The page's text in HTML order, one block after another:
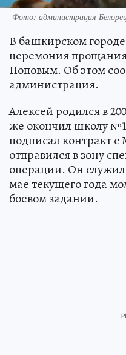
Фото: администрация
В башкирском
церемония
Поповым. Об этом
администрация.
Алексей родился в
же окончил школу
подписал контракт
отправился в зону
операции. Он
мае текущего года
боевом задании.